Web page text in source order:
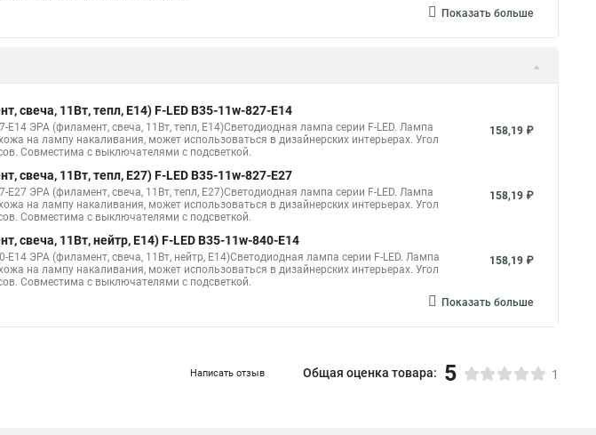
Показать больше
свеча, 11Вт, тепл, E14) F-LED B35-11w-827-E14
ЭРА (филамент, свеча, 11Вт, тепл, E14)Светодиодная лампа серии F-LED. Лампа
на лампу накаливания, может использоваться в дизайнерских интерьерах. Угол
Совместима с выключателями с подсветкой.
158,19 ₽
свеча, 11Вт, тепл, E27) F-LED B35-11w-827-E27
ЭРА (филамент, свеча, 11Вт, тепл, E27)Светодиодная лампа серии F-LED. Лампа
на лампу накаливания, может использоваться в дизайнерских интерьерах. Угол
Совместима с выключателями с подсветкой.
158,19 ₽
свеча, 11Вт, нейтр, E14) F-LED B35-11w-840-E14
ЭРА (филамент, свеча, 11Вт, нейтр, E14)Светодиодная лампа серии F-LED. Лампа
на лампу накаливания, может использоваться в дизайнерских интерьерах. Угол
Совместима с выключателями с подсветкой.
158,19 ₽
Показать больше
Написать отзыв Общая оценка товара: 5 1